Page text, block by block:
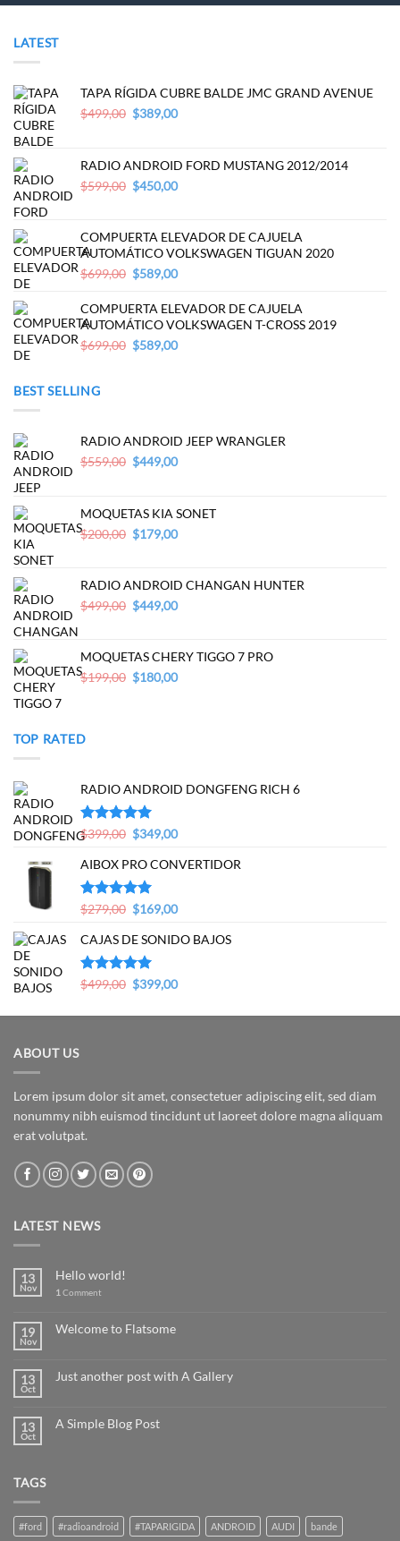
LATEST
TAPA RÍGIDA CUBRE BALDE JMC GRAND AVENUE
$499,00 Original
$499,00.
$389,00Current
$389,00.
RADIO ANDROID FORD MUSTANG 2012/2014
$599,00 Original
$599,00.
$450,00Current
$450,00.
COMPUERTA ELEVADOR DE CAJUELA
AUTOMÁTICO VOLKSWAGEN TIGUAN 2020
$699,00 Original
was:
$699,00.
$589,00Current
is:
$589,00.
COMPUERTA ELEVADOR DE CAJUELA
AUTOMÁTICO VOLKSWAGEN T-CROSS 2019
$699,00 Original
$589,00Current
BEST SELLING
RADIO ANDROID JEEP WRANGLER
$559,00 Original
$559,00.
$449,00Current
$449,00.
MOQUETAS KIA SONET
$200,00 Original
$200,00.
$179,00Current
$179,00.
RADIO ANDROID CHANGAN HUNTER
$499,00 Original
$499,00.
$449,00Current
$449,00.
MOQUETAS CHERY TIGGO 7 PRO
$199,00 Original
$180,00Current
TOP RATED
RADIO ANDROID DONGFENG RICH 6
Valorado en
$399,00 Original
was:
$399,00.
$349,00Current
is:
AIBOX PRO CONVERTIDOR
Valorado en
$279,00 Original
was:
$279,00.
$169,00Current
is:
CAJAS DE SONIDO BAJOS
Valorado en
$499,00 Original
was:
$399,00Current
is:
ABOUT US
Lorem ipsum dolor sit amet, consectetuer adipiscing elit, sed diam
nonummy nibh euismod tincidunt ut laoreet dolore magna aliquam
erat volutpat.
LATEST NEWS
13
Nov
Hello world!
1 Comment
19
Nov
Welcome to Flatsome
13
Oct
Just another post with A Gallery
13
Oct
A Simple Blog Post
TAGS
#ford #radioandroid #TAPARIGIDA ANDROID AUDI bande